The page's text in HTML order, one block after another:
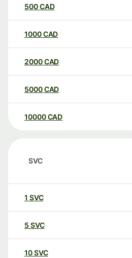
500CAD
1000CAD
2000CAD
5000CAD
10000 CAD
SVC
1 SVC
5 SVC
10SVC